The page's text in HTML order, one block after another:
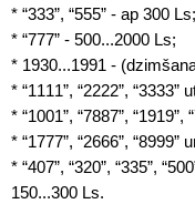
* “333”, “555” - ap 300 Ls;
* “777” - 500...2000 Ls;
* 1930...1991 -
* “1111”, “2222”, “3333”
* “1001”, “7887”,
* “1777”, “2666”, “8999”
* “407”, “320”, “335”,
150...300 Ls.